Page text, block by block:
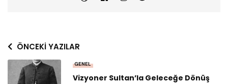
ÖNCEKI YAZILAR
GENEL
Vizyoner Sultan’la Geleceğe Dönüş